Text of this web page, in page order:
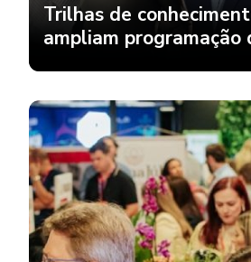
Trilhas de
ampliam programação